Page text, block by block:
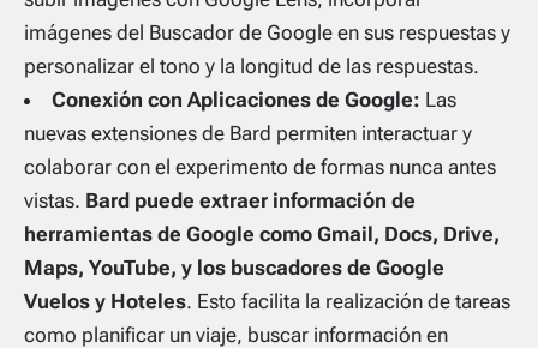
imágenes del Buscador de Google en sus respuestas y
personalizar el tono y la longitud de las respuestas.
Conexión con Aplicaciones de Google: Las
nuevas extensiones de Bard permiten interactuar y
colaborar con el experimento de formas nunca antes
vistas. Bard puede extraer información de
herramientas de Google como Gmail, Docs, Drive,
Maps, YouTube, y los buscadores de Google
Vuelos y Hoteles. Esto facilita la realización de tareas
como planificar un viaje, buscar información en